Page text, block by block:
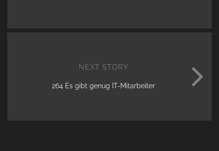
NEXT STORY
264 Es gibt genug IT-Mitarbeiter